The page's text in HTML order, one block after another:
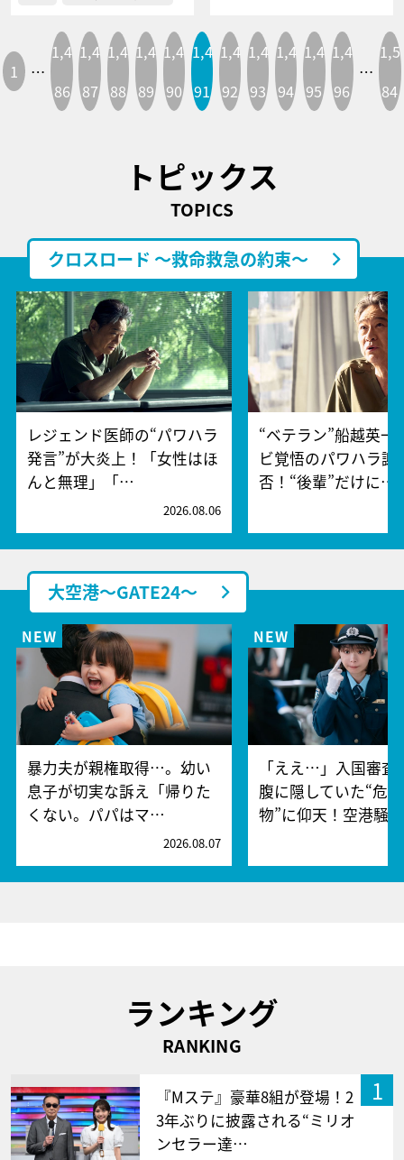
1 …
1,4
86
1,4
87
1,4
88
1,4
89
1,4
90
1,4
91
1,4
92
1,4
93
1,4
94
1,4
95
1,4
96
…
1,5
84
トピックス
TOPICS
クロスロード ～救命救急の約束～
レジェンド医師の“パワハラ
発言”が大炎上！「女性はほ
んと無理」「…
2026.08.06
“ベテラン”船越英一
ビ覚悟のパワハラ謝
否！“後輩”だけに…
大空港～GATE24～
暴力夫が親権取得…。幼い
息子が切実な訴え「帰りた
くない。パパはマ…
2026.08.07
「ええ…」入国審査
腹に隠していた“危
物”に仰天！空港騒
ランキング
RANKING
1
『Mステ』豪華8組が登場！2
3年ぶりに披露される“ミリオ
ンセラー達…